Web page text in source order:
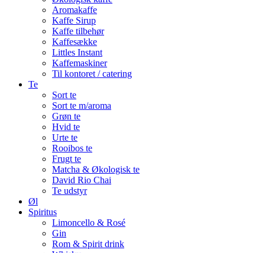
Aromakaffe
Kaffe Sirup
Kaffe tilbehør
Kaffesække
Littles Instant
Kaffemaskiner
Til kontoret / catering
Te
Sort te
Sort te m/aroma
Grøn te
Hvid te
Urte te
Rooibos te
Frugt te
Matcha & Økologisk te
David Rio Chai
Te udstyr
Øl
Spiritus
Limoncello & Rosé
Gin
Rom & Spirit drink